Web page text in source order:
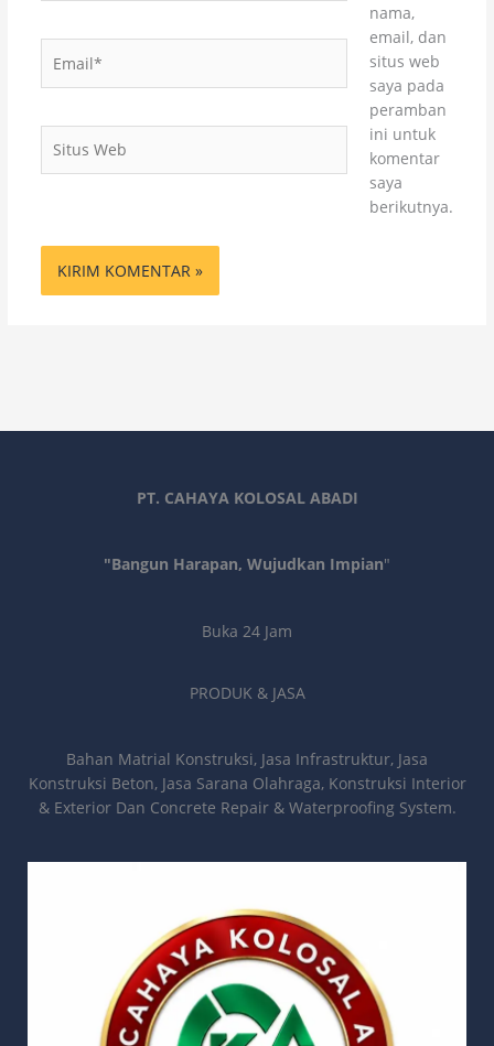
Web
nama,
email, dan
situs web
saya pada
peramban
ini untuk
komentar
saya
berikutnya.
PT. CAHAYA KOLOSAL ABADI
"Bangun Harapan, Wujudkan Impian"
Buka 24 Jam
PRODUK & JASA
Bahan Matrial Konstruksi, Jasa Infrastruktur, Jasa
Konstruksi Beton, Jasa Sarana Olahraga, Konstruksi Interior
& Exterior Dan Concrete Repair & Waterproofing System.